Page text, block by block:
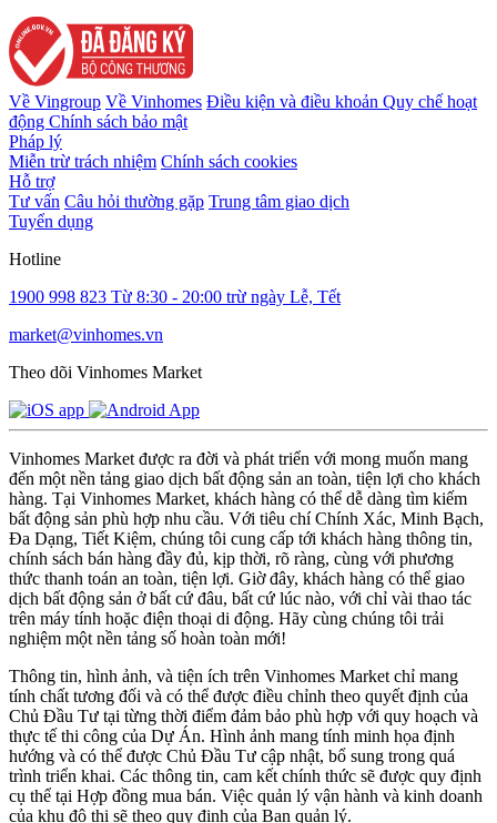
Về Vingroup Về Vinhomes Điều kiện và điều khoản Quy chế hoạt
động Chính sách bảo mật
Pháp lý
Miễn trừ trách nhiệm Chính sách cookies
Hỗ trợ
Tư vấn Câu hỏi thường gặp Trung tâm giao dịch
Tuyển dụng
Hotline
1900 998 823 Từ 8:30 - 20:00 trừ ngày Lễ, Tết
market@vinhomes.vn
Theo dõi Vinhomes Market
Vinhomes Market được ra đời và phát triển với mong muốn mang
đến một nền tảng giao dịch bất động sản an toàn, tiện lợi cho khách
hàng. Tại Vinhomes Market, khách hàng có thể dễ dàng tìm kiếm
bất động sản phù hợp nhu cầu. Với tiêu chí Chính Xác, Minh Bạch,
Đa Dạng, Tiết Kiệm, chúng tôi cung cấp tới khách hàng thông tin,
chính sách bán hàng đầy đủ, kịp thời, rõ ràng, cùng với phương
thức thanh toán an toàn, tiện lợi. Giờ đây, khách hàng có thể giao
dịch bất động sản ở bất cứ đâu, bất cứ lúc nào, với chỉ vài thao tác
trên máy tính hoặc điện thoại di động. Hãy cùng chúng tôi trải
nghiệm một nền tảng số hoàn toàn mới!
Thông tin, hình ảnh, và tiện ích trên Vinhomes Market chỉ mang
tính chất tương đối và có thể được điều chỉnh theo quyết định của
Chủ Đầu Tư tại từng thời điểm đảm bảo phù hợp với quy hoạch và
thực tế thi công của Dự Án. Hình ảnh mang tính minh họa định
hướng và có thể được Chủ Đầu Tư cập nhật, bổ sung trong quá
trình triển khai. Các thông tin, cam kết chính thức sẽ được quy định
cụ thể tại Hợp đồng mua bán. Việc quản lý vận hành và kinh doanh
của khu đô thị sẽ theo quy định của Ban quản lý.